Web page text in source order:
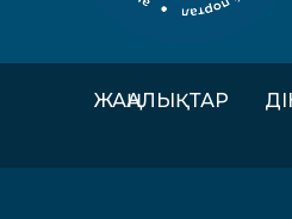
ЖАҢАЛЫҚТАР